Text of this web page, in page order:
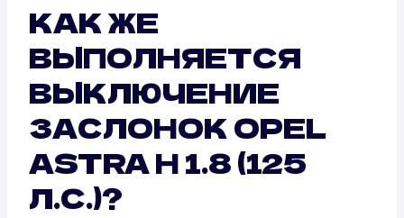
КАК ЖЕ
ВЫПОЛНЯЕТСЯ
ВЫКЛЮЧЕНИЕ
ЗАСЛОНОК OPEL
ASTRA H 1.8 (125
Л.С.)?